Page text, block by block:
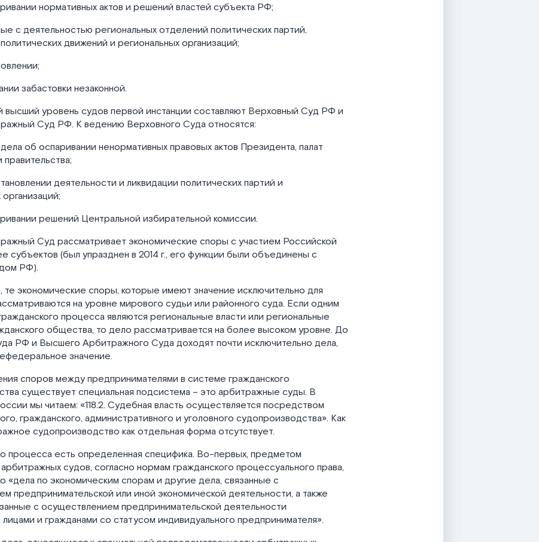
нормативных актов и решений властей субъекта РФ;
с деятельностью региональных отделений политических партий,
движений и региональных организаций;
забастовки незаконной.
высший уровень судов первой инстанции составляют Верховный Суд РФ и
Суд РФ. К ведению Верховного Суда относятся:
об оспаривании ненормативных правовых актов Президента, палат
правительства;
деятельности и ликвидации политических партий и
решений Центральной избирательной комиссии.
Суд рассматривает экономические споры с участием Российской
субъектов (был упразднен в 2014 г., его функции были объединены с
РФ).
те экономические споры, которые имеют значение исключительно для
на уровне мирового судьи или районного суда. Если одним
процесса являются региональные власти или региональные
общества, то дело рассматривается на более высоком уровне. До
РФ и Высшего Арбитражного Суда доходят почти исключительно дела,
значение.
споров между предпринимателями в системе гражданского
существует специальная подсистема – это арбитражные суды. В
мы читаем: «118.2. Судебная власть осуществляется посредством
гражданского, административного и уголовного судопроизводства». Как
судопроизводство как отдельная форма отсутствует.
процесса есть определенная специфика. Во-первых, предметом
судов, согласно нормам гражданского процессуального права,
«дела по экономическим спорам и другие дела, связанные с
предпринимательской или иной экономической деятельности, а также
с осуществлением предпринимательской деятельности
и гражданами со статусом индивидуального предпринимателя».